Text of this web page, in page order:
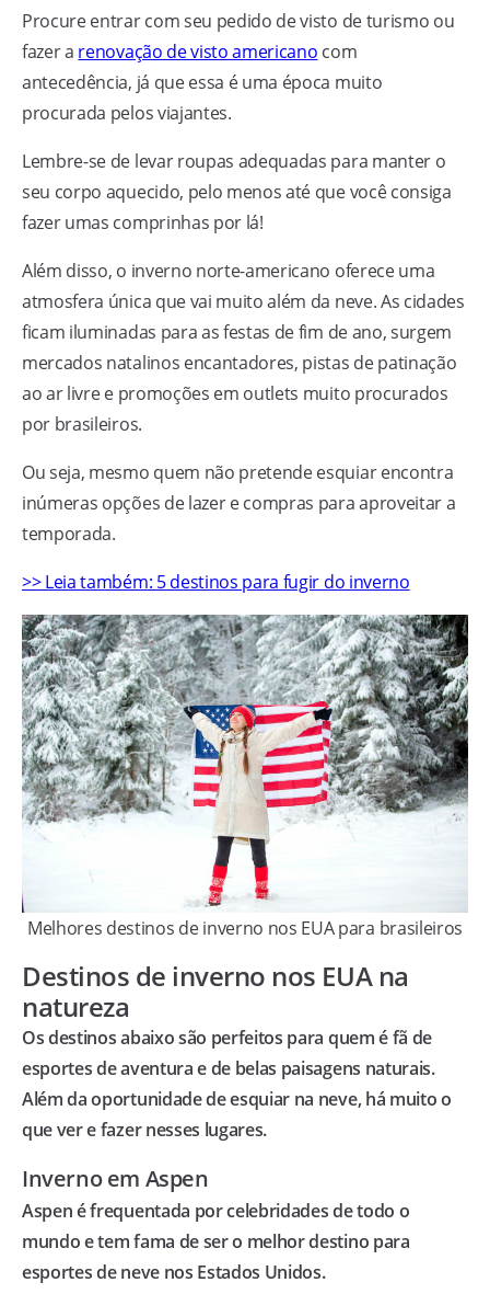
Procure entrar com seu pedido de visto de turismo ou
fazer a renovação de visto americano com
antecedência, já que essa é uma época muito
procurada pelos viajantes.
Lembre-se de levar roupas adequadas para manter o
seu corpo aquecido, pelo menos até que você consiga
fazer umas comprinhas por lá!
Além disso, o inverno norte-americano oferece uma
atmosfera única que vai muito além da neve. As cidades
ficam iluminadas para as festas de fim de ano, surgem
mercados natalinos encantadores, pistas de patinação
ao ar livre e promoções em outlets muito procurados
por brasileiros.
Ou seja, mesmo quem não pretende esquiar encontra
inúmeras opções de lazer e compras para aproveitar a
temporada.
>> Leia também: 5 destinos para fugir do inverno
Melhores destinos de inverno nos EUA para brasileiros
Destinos de inverno nos EUA na
natureza
Os destinos abaixo são perfeitos para quem é fã de
esportes de aventura e de belas paisagens naturais.
Além da oportunidade de esquiar na neve, há muito o
que ver e fazer nesses lugares.
Inverno em Aspen
Aspen é frequentada por celebridades de todo o
mundo e tem fama de ser o melhor destino para
esportes de neve nos Estados Unidos.